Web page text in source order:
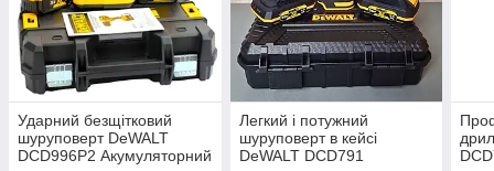
Ударний безщітковий
шуруповерт DeWALT
DCD996P2 Акумуляторний
Легкий і потужний
шуруповерт в кейсі
DeWALT DCD791